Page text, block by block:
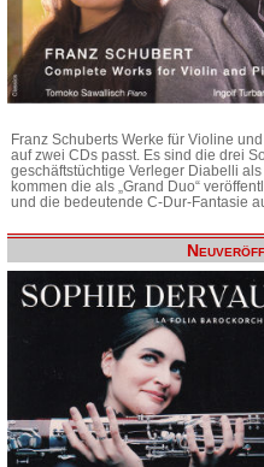
Franz Schuberts Werke für Violine
auf zwei CDs passt. Es sind die drei
geschäftstüchtige Verleger Diabelli
kommen die als „Grand Duo“
und die bedeutende C-Dur-Fantasie